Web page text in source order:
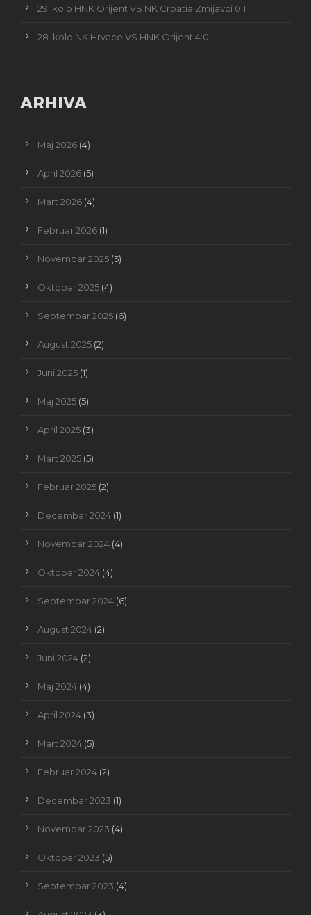
29. kolo HNK Orijent VS NK Croatia Zmijavci 0:1
28. kolo NK Hrvace VS HNK Orijent 4:0
ARHIVA
Maj 2026 (4)
April 2026 (5)
Mart 2026 (4)
Februar 2026 (1)
Novembar 2025 (5)
Oktobar 2025 (4)
Septembar 2025 (6)
August 2025 (2)
Juni 2025 (1)
Maj 2025 (5)
April 2025 (3)
Mart 2025 (5)
Februar 2025 (2)
Decembar 2024 (1)
Novembar 2024 (4)
Oktobar 2024 (4)
Septembar 2024 (6)
August 2024 (2)
Juni 2024 (2)
Maj 2024 (4)
April 2024 (3)
Mart 2024 (5)
Februar 2024 (2)
Decembar 2023 (1)
Novembar 2023 (4)
Oktobar 2023 (5)
Septembar 2023 (4)